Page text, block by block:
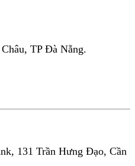
TP Đà Nẵng.
131 Trần Hưng Đạo, Cần